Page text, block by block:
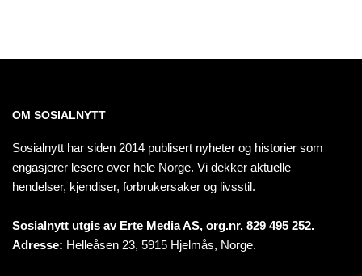
OM SOSIALNYTT
Sosialnytt har siden 2014 publisert nyheter og historier som
engasjerer lesere over hele Norge. Vi dekker aktuelle
hendelser, kjendiser, forbrukersaker og livsstil.
Sosialnytt utgis av Erte Media AS, org.nr. 829 495 252.
Adresse: Helleåsen 23, 5915 Hjelmås, Norge.